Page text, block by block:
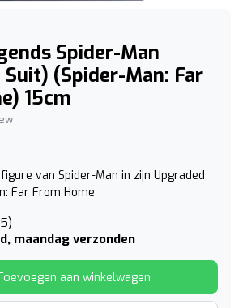
Spider-Man
(Spider-Man: Far
15cm
van Spider-Man in zijn Upgraded
Far From Home
maandag verzonden
aan winkelwagen